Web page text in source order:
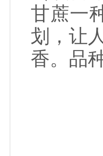
甘蔗一
划，让
香。品